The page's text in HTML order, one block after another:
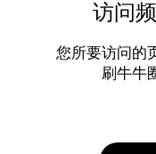
访问
您所要访问的
刷牛牛